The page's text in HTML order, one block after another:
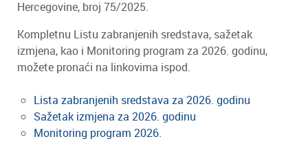
Hercegovine, broj 75/2025.
Kompletnu Listu zabranjenih sredstava, sažetak
izmjena, kao i Monitoring program za 2026. godinu,
možete pronaći na linkovima ispod.
Lista zabranjenih sredstava za 2026. godinu
Sažetak izmjena za 2026. godinu
Monitoring program 2026.